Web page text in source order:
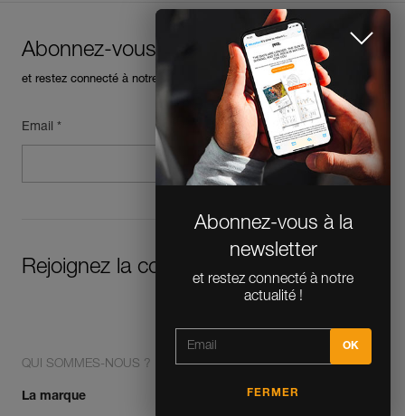
newsletter
et restez connecté à notre
actualité !
Abonnez-vous à la newsletter
et restez connecté à notre actualité
Email *
Rejoignez la communauté !
QUI SOMMES-NOUS ?
La marque